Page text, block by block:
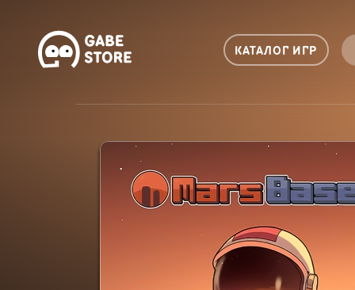
КАТАЛОГ ИГР